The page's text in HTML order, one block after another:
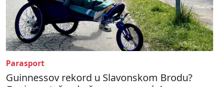
Parasport
Guinnessov rekord u Slavonskom Brodu?